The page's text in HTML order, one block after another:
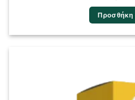
Προσθήκη